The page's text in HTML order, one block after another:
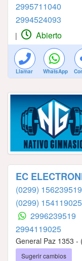
2995711040
2994524093
| Abierto
Llamar WhatsApp
EC
(0299) 156239519
(0299) 154119025
2996239519
2994119025
General Paz 1353 -
Sugerir cambios